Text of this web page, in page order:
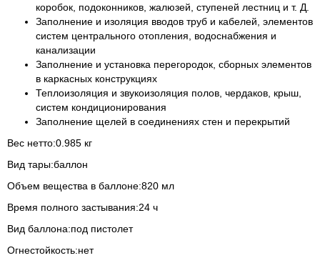
коробок, подоконников, жалюзей, ступеней лестниц и т. Д.
Заполнение и изоляция вводов труб и кабелей, элементов
систем центрального отопления, водоснабжения и
канализации
Заполнение и установка перегородок, сборных элементов
в каркасных конструкциях
Теплоизоляция и звукоизоляция полов, чердаков, крыш,
систем кондиционирования
Заполнение щелей в соединениях стен и перекрытий
Вес нетто:0.985 кг
Вид тары:баллон
Объем вещества в баллоне:820 мл
Время полного застывания:24 ч
Вид баллона:под пистолет
Огнестойкость:нет